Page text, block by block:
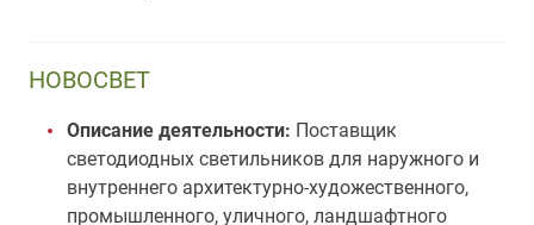
НОВОСВЕТ
Описание деятельности: Поставщик
светодиодных светильников для наружного и
внутреннего архитектурно-художественного,
промышленного, уличного, ландшафтного